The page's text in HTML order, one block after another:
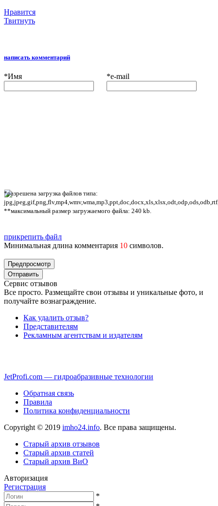
Нравится
Твитнуть
написать комментарий
*Имя *e-mail
*разрешена загрузка файлов типа:
**максимальный размер загружаемого файла: 240 kb.
прикрепить файл
Минимальная длина комментария 10 символов.
Сервис отзывов
Все просто. Размещайте свои отзывы и уникальные фото, и
получайте вознаграждение.
Как удалить отзыв?
Представителям
Рекламным агентствам и издателям
JetProfi.com — гидроабразивные технологии
Обратная связь
Правила
Политика конфиденциальности
Copyright © 2019 imho24.info. Все права защищены.
Старый архив отзывов
Старый архив статей
Старый архив ВиО
Авторизация
Регистрация
*